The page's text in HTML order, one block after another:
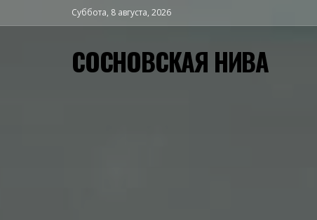
Суббота, 8 августа, 2026
СОСНОВСКАЯ НИВА